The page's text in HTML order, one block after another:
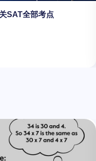
SAT全部考点